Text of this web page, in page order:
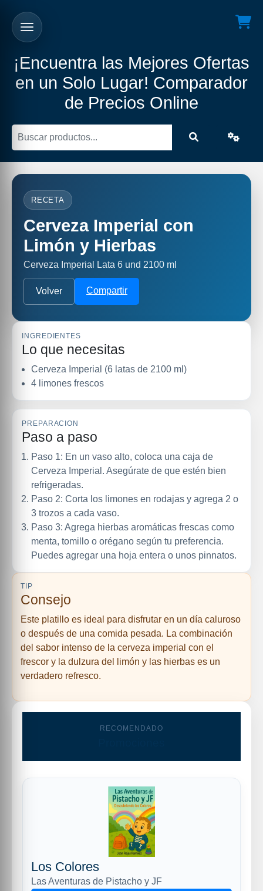
¡Encuentra las Mejores Ofertas
en un Solo Lugar! Comparador
de Precios Online
RECETA
Cerveza Imperial con
Limón y Hierbas
Cerveza Imperial Lata 6 und 2100 ml
Volver Compartir
INGREDIENTES
Lo que necesitas
Cerveza Imperial (6 latas de 2100 ml)
4 limones frescos
PREPARACION
Paso a paso
Paso 1: En un vaso alto, coloca una caja de
Cerveza Imperial. Asegúrate de que estén bien
refrigeradas.
Paso 2: Corta los limones en rodajas y agrega 2 o
3 trozos a cada vaso.
Paso 3: Agrega hierbas aromáticas frescas como
menta, tomillo o orégano según tu preferencia.
Puedes agregar una hoja entera o unos pinnatos.
TIP
Consejo
Este platillo es ideal para disfrutar en un día caluroso
o después de una comida pesada. La combinación
del sabor intenso de la cerveza imperial con el
frescor y la dulzura del limón y las hierbas es un
verdadero refresco.
RECOMENDADO
Los Colores
Las Aventuras de Pistacho y JF